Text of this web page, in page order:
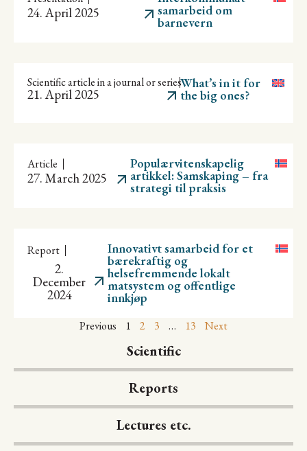
Scientific
Reports
Lectures etc.
24. April 2025 samarbeid om
barnevern
Scientific article in a journal or series
21. April 2025
What’s in it for
the big ones?
Article
27. March 2025
Populærvitenskapelig
artikkel: Samskaping – fra
strategi til praksis
Report
2.
December
2024
Innovativt samarbeid for et
bærekraftig og
helsefremmende lokalt
matsystem og offentlige
innkjøp
Previous 1 2 3 … 13 Next